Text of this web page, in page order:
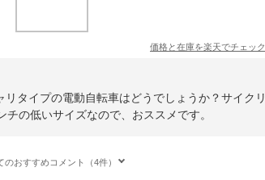
価格と在庫を楽天でチェック
タイプの電動自転車はどうでしょうか？サイクリ
の低いサイズなので、おススメです。
のおすすめコメント（4件）